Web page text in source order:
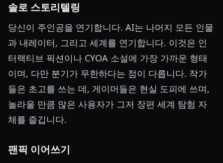
솔로 스토리텔링
당신이 주인공을 연기합니다. AI는 나머지 모든 인물
과 내레이터, 그리고 세계를 연기합니다. 이것은 인
터랙티브 픽션이나 CYOA 소설에 가장 가까운 형태
이며, 다만 분기가 무한하다는 점이 다릅니다. 작가
들은 초고를 쓰는 데, 게이머들은 현실 도피에 쓰며,
놀라울 만큼 많은 사용자가 그저 장편 세계 탐험 자
체를 즐깁니다.
팬픽 이어쓰기